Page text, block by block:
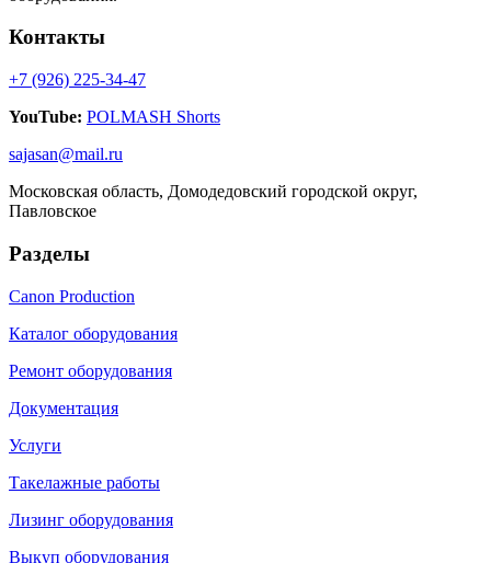
Контакты
+7 (926) 225-34-47
YouTube: POLMASH Shorts
sajasan@mail.ru
Московская область, Домодедовский городской округ,
Павловское
Разделы
Canon Production
Каталог оборудования
Ремонт оборудования
Документация
Услуги
Такелажные работы
Лизинг оборудования
Выкуп оборудования